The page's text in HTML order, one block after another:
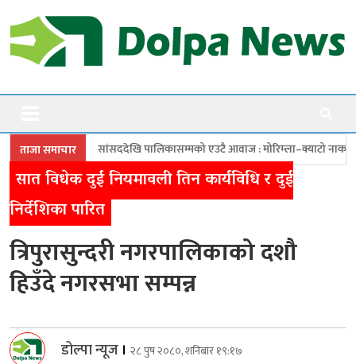
to
content
Dolpanews
ताजा समाचार
पालिकासम्मको एउटै आवाज : मोरिम्ला–क्याटो नाका तत्काल खोल
सात विधेक दुई नियमावली तिन कार्यविधि र दुई
निर्देशिका पारित
त्रिपुरासुन्दरी नगरपालिकाको दशौ
हिउँदे नगरसभा सम्पन्न
डोल्पा न्यूज । २८ पुष २०८०, शनिबार १९:१७